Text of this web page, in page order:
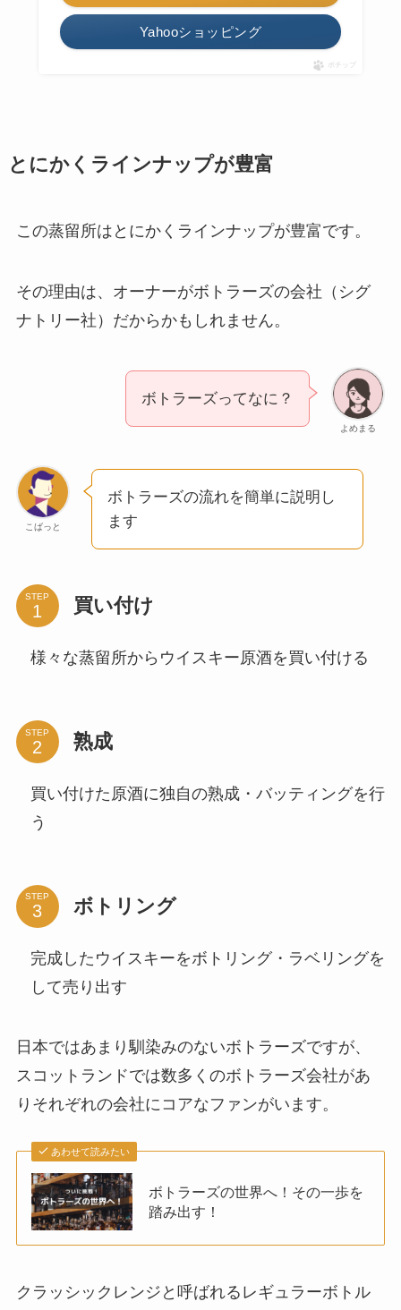
Yahooショッピング
ポチップ
とにかくラインナップが豊富
この蒸留所はとにかくラインナップが豊富です。
その理由は、オーナーがボトラーズの会社（シグ
ナトリー社）だからかもしれません。
よめまる
ボトラーズってなに？
こばっと
ボトラーズの流れを簡単に説明し
ます
STEP 買い付け
様々な蒸留所からウイスキー原酒を買い付ける
STEP 熟成
買い付けた原酒に独自の熟成・バッティングを行
う
STEP ボトリング
完成したウイスキーをボトリング・ラベリングを
して売り出す
日本ではあまり馴染みのないボトラーズですが、
スコットランドでは数多くのボトラーズ会社があ
りそれぞれの会社にコアなファンがいます。
あわせて読みたい
ボトラーズの世界へ！その一歩を
踏み出す！
クラッシックレンジと呼ばれるレギュラーボトル